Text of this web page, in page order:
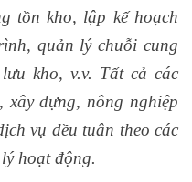
tồn kho, lập kế hoạch
quản lý chuỗi cung
kho, v.v. Tất cả các
xây dựng, nông nghiệp
vụ đều tuân theo các
hoạt động.